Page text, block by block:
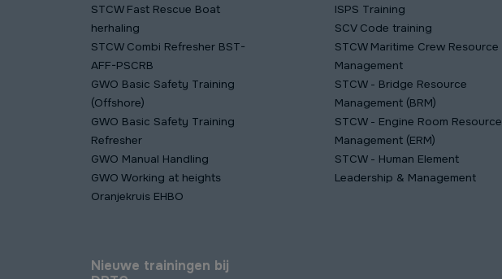
STCW Fast Rescue Boat
herhaling
STCW Combi Refresher BST-
AFF-PSCRB
GWO Basic Safety Training
(Offshore)
GWO Basic Safety Training
Refresher
GWO Manual Handling
GWO Working at heights
Oranjekruis EHBO
Nieuwe trainingen bij
ISPS Training
SCV Code training
STCW Maritime Crew Resource
Management
STCW - Bridge Resource
Management (BRM)
STCW - Engine Room Resource
Management (ERM)
STCW - Human Element
Leadership & Management